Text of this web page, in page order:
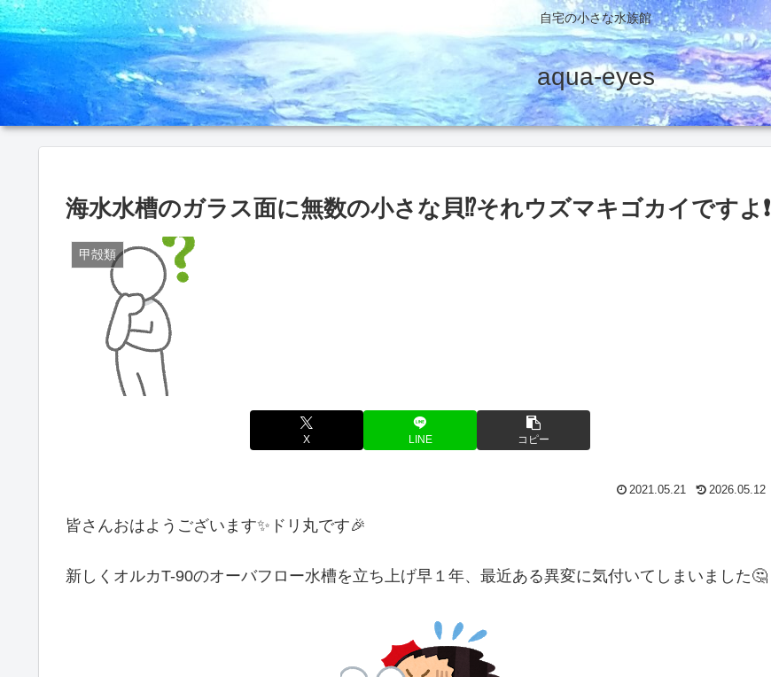
自宅の小さな水族館
aqua-eyes
海水水槽のガラス面に無数の小さな貝⁉️それウズマキゴカイですよ❗
甲殻類
X LINE コピー
2021.05.21 2026.05.12
皆さんおはようございます✨ドリ丸です🎉
新しくオルカT-90のオーバフロー水槽を立ち上げ早１年、最近ある異変に気付いてしまいました🤔